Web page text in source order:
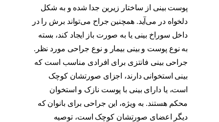
پوست بینی از ساختار زیرین جدا شده و به شکل
دلخواه در می‌آید. همچنین جراح می‌تواند برش را در
داخل سوراخ بینی یا به صورت باز ایجاد کند، بسته
به نوع پوست و بینی بیمار و نوع جراحی مورد نظر.
جراحی بینی فانتزی برای افرادی مناسب است که
بینی استخوانی دارند، اجزای صورتشان کوچک
است، یا دارای بینی با پوست نازک و استخوان
محکم هستند. به ویژه، این جراحی برای بانوان که
دیگر اعضای صورتشان کوچک است، توصیه